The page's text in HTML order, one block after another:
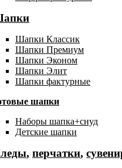
Шапки Классик
Шапки Премиум
Шапки Эконом
Шапки Элит
Шапки фактурные
шапки
Наборы шапка+снуд
Детские шапки
, перчатки,